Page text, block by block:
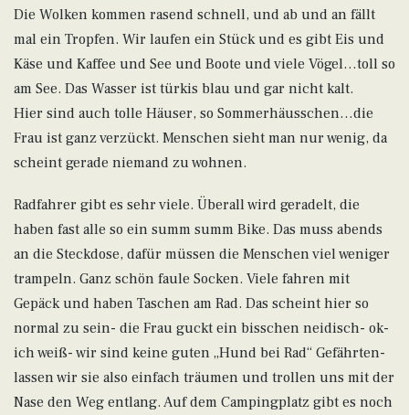
Die Wolken kommen rasend schnell, und ab und an fällt
mal ein Tropfen. Wir laufen ein Stück und es gibt Eis und
Käse und Kaffee und See und Boote und viele Vögel…toll so
am See. Das Wasser ist türkis blau und gar nicht kalt.
Hier sind auch tolle Häuser, so Sommerhäusschen…die
Frau ist ganz verzückt. Menschen sieht man nur wenig, da
scheint gerade niemand zu wohnen.
Radfahrer gibt es sehr viele. Überall wird geradelt, die
haben fast alle so ein summ summ Bike. Das muss abends
an die Steckdose, dafür müssen die Menschen viel weniger
trampeln. Ganz schön faule Socken. Viele fahren mit
Gepäck und haben Taschen am Rad. Das scheint hier so
normal zu sein- die Frau guckt ein bisschen neidisch- ok-
ich weiß- wir sind keine guten „Hund bei Rad“ Gefährten-
lassen wir sie also einfach träumen und trollen uns mit der
Nase den Weg entlang. Auf dem Campingplatz gibt es noch